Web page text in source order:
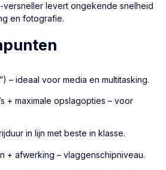
versneller levert ongekende snelheid
en fotografie.
– ideaal voor media en multitasking.
+ maximale opslagopties – voor
in lijn met beste in klasse.
+ afwerking – vlaggenschipniveau.